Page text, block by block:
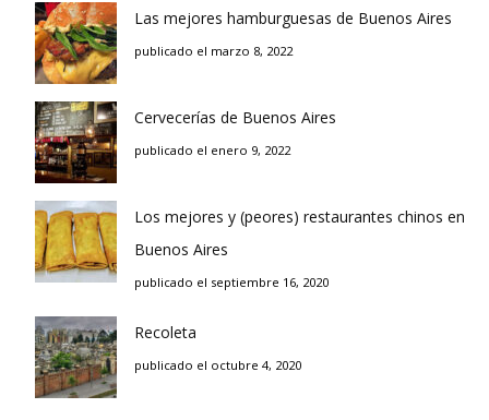
Las mejores hamburguesas de Buenos Aires
publicado el marzo 8, 2022
Cervecerías de Buenos Aires
publicado el enero 9, 2022
Los mejores y (peores) restaurantes chinos en
Buenos Aires
publicado el septiembre 16, 2020
Recoleta
publicado el octubre 4, 2020